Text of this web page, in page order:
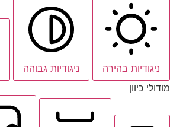
ניגודיות בהירה ניגודיות גבוהה
מודולי כיוון